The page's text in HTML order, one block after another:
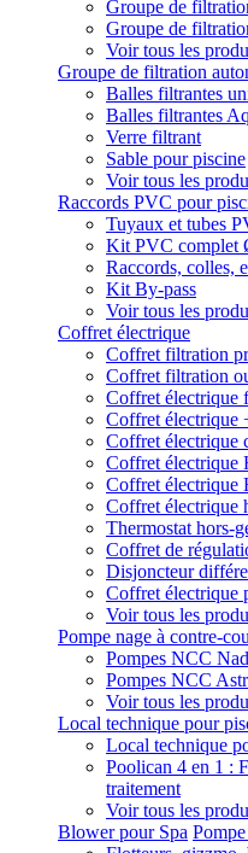
Groupe de
Groupe de
Voir tous les
Groupe de filtration
Balles filtrantes
Balles filtrantes
Verre filtrant
Sable pour piscine
Voir tous les
Raccords PVC pour
Tuyaux et tubes
Kit PVC complet
Raccords, colles,
Kit By-pass
Voir tous les
Coffret électrique
Coffret filtration
Coffret filtration
Coffret électrique
Coffret électrique
Coffret électrique
Coffret électrique
Coffret électrique
Coffret électrique
Thermostat hors-
Coffret de
Disjoncteur
Coffret électrique
Voir tous les
Pompe nage à contre-
Pompes NCC
Pompes NCC
Voir tous les
Local technique pour
Local technique
Poolican 4 en 1 :
traitement
Voir tous les
Blower pour Spa